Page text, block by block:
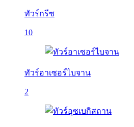
ทัวร์กรีซ
10
ทัวร์อาเซอร์ไบจาน
2